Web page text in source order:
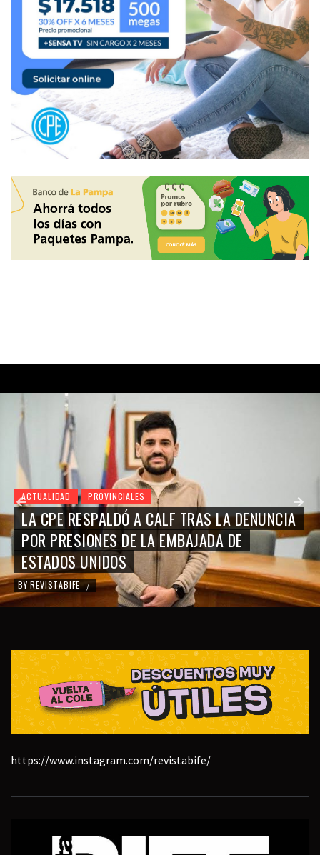
ACTUALIDAD PROVINCIALES
LA CPE RESPALDÓ A CALF TRAS LA DENUNCIA
POR PRESIONES DE LA EMBAJADA DE
ESTADOS UNIDOS
BY REVISTABIFE /
https://www.instagram.com/revistabife/